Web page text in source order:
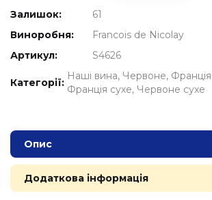
Залишок:
61
Виноробня:
Francois de Nicolay
Артикул:
S4626
Категорії:
Наші вина Червоне
Франція сухе Червоне сухе
Опис
Додаткова інформація